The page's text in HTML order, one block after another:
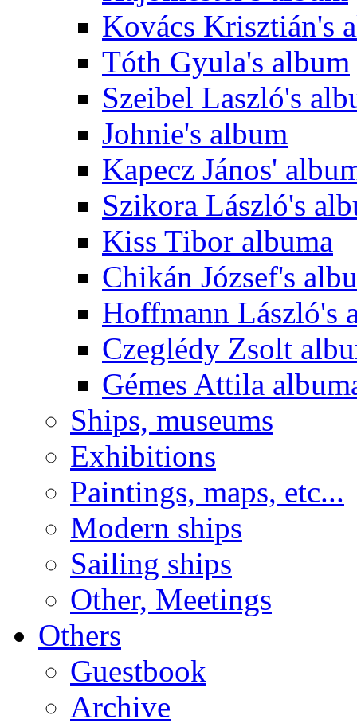
Kovács Krisztián's
Tóth Gyula's album
Szeibel Laszló's
Johnie's album
Kapecz János'
Szikora László's
Kiss Tibor albuma
Chikán József's
Hoffmann László's
Czeglédy Zsolt
Gémes Attila
Ships, museums
Exhibitions
Paintings, maps, etc...
Modern ships
Sailing ships
Other, Meetings
Others
Guestbook
Archive